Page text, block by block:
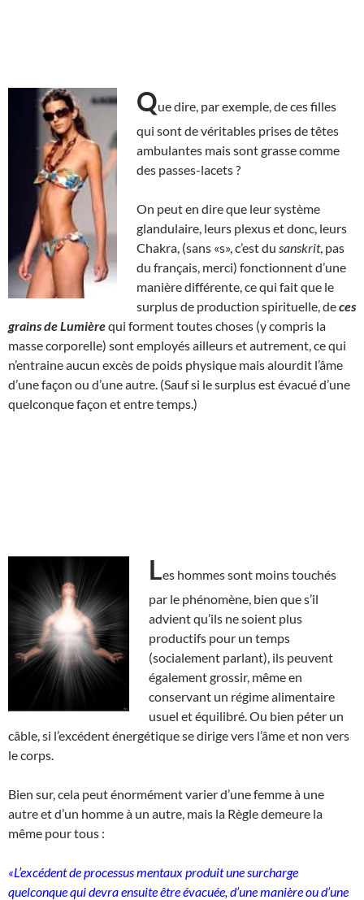
Que dire, par exemple, de ces filles
qui sont de véritables prises de têtes
ambulantes mais sont grasse comme
des passes-lacets ?
On peut en dire que leur système
glandulaire, leurs plexus et donc, leurs
Chakra, (sans «s», c’est du sanskrit, pas
du français, merci) fonctionnent d’une
manière différente, ce qui fait que le
surplus de production spirituelle, deces
grains de Lumièrequi forment toutes choses (y compris la
masse corporelle) sont employés ailleurs et autrement, ce qui
n’entraine aucun excès de poids physique mais alourdit l’âme
d’une façon ou d’une autre. (Sauf si le surplus est évacué d’une
quelconque façon et entre temps.)
Les hommes sont moins touchés
par le phénomène, bien que s’il
advient qu’ils ne soient plus
productifs pour un temps
(socialement parlant), ils peuvent
également grossir, même en
conservant un régime alimentaire
usuel et équilibré. Ou bien péter un
câble, si l’excédent énergétique se dirige vers l’âme et non vers
le corps.
Bien sur, cela peut énormément varier d’une femme à une
autre et d’un homme à un autre, mais la Règle demeure la
même pour tous :
«L’excédent de processus mentaux produit une surcharge
quelconque qui devra ensuite être évacuée, d’une manière ou d’une